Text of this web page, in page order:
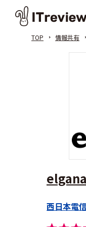
TOP 情報共有
elgana
西日本電